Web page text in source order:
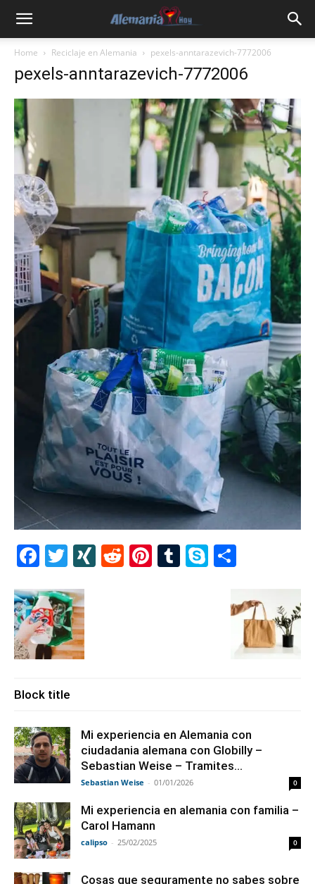
Home Reciclaje en Alemania pexels-anntarazevich-7772006
pexels-anntarazevich-7772006
Facebook
Twitter
XINGReddit
Pinterest
Tumblr
Skype
Block title
Mi experiencia en Alemania con
ciudadania alemana con Globilly –
Sebastian Weise – Tramites...
Sebastian Weise - 01/01/2026 0
Mi experiencia en alemania con familia –
Carol Hamann
calipso - 25/02/2025 0
Cosas que seguramente no sabes sobre